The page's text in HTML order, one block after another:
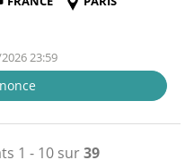
23:59
1 - 10 sur39